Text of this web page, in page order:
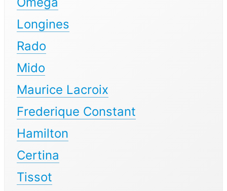
Longines
Rado
Mido
Maurice Lacroix
Frederique Constant
Hamilton
Certina
Tissot